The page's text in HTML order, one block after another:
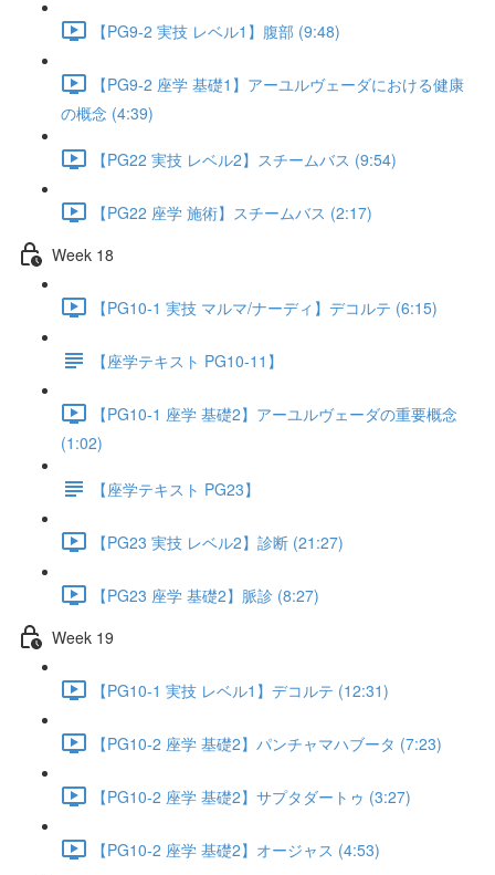
【PG9-2 実技 レベル1】腹部 (9:48)
【PG9-2 座学 基礎1】アーユルヴェーダにおける健康
の概念 (4:39)
【PG22 実技 レベル2】スチームバス (9:54)
【PG22 座学 施術】スチームバス (2:17)
Week 18
【PG10-1 実技 マルマ/ナーディ】デコルテ (6:15)
【座学テキスト PG10-11】
【PG10-1 座学 基礎2】アーユルヴェーダの重要概念
(1:02)
【座学テキスト PG23】
【PG23 実技 レベル2】診断 (21:27)
【PG23 座学 基礎2】脈診 (8:27)
Week 19
【PG10-1 実技 レベル1】デコルテ (12:31)
【PG10-2 座学 基礎2】パンチャマハブータ (7:23)
【PG10-2 座学 基礎2】サプタダートゥ (3:27)
【PG10-2 座学 基礎2】オージャス (4:53)